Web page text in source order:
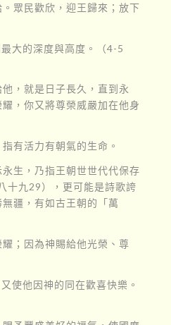
眾民歡欣，迎王歸來；放下
大的深度與高度。（4-5
他，就是日子長久，直到永
，你又將尊榮威嚴加在他身
有活力有朝氣的生命。
永生，乃指王朝世世代代保存
十九29），更可能是詩歌誇
疆，有如古王朝的「萬
；因為神賜給他光榮、尊
使他因神的同在歡喜快樂。